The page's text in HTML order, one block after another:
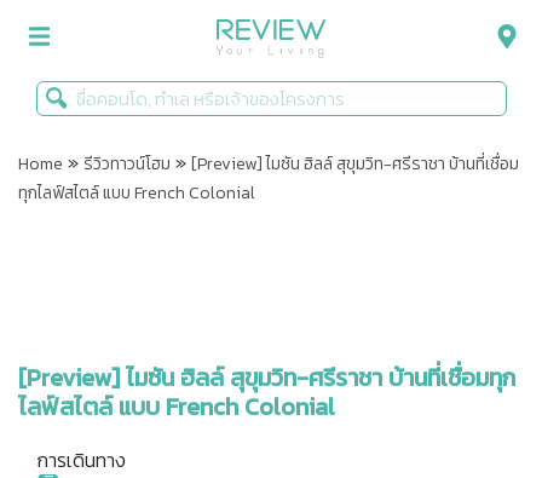
รีวิวคอนโด
Infographic
ข่าวโปรโมชั่น
Home » รีวิวทาวน์โฮม »[Preview] ไมซัน ฮิลล์ สุขุมวิท-ศรีราชา บ้านที่เชื่อม
ทุกไลฟ์สไตล์ แบบ French Colonial
[Preview] ไมซัน ฮิลล์ สุขุมวิท-ศรีราชา บ้านที่เชื่อมทุก
ไลฟ์สไตล์ แบบ French Colonial
การเดินทาง